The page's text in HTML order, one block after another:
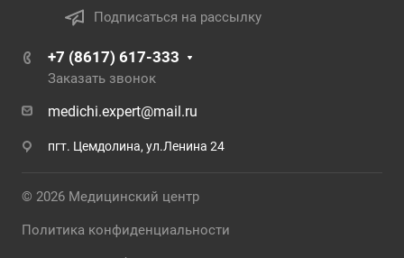
Подписаться на рассылку
+7 (8617) 617-333
Заказать звонок
medichi.expert@mail.ru
пгт. Цемдолина, ул.Ленина 24
© 2026 Медицинский центр
Политика конфиденциальности